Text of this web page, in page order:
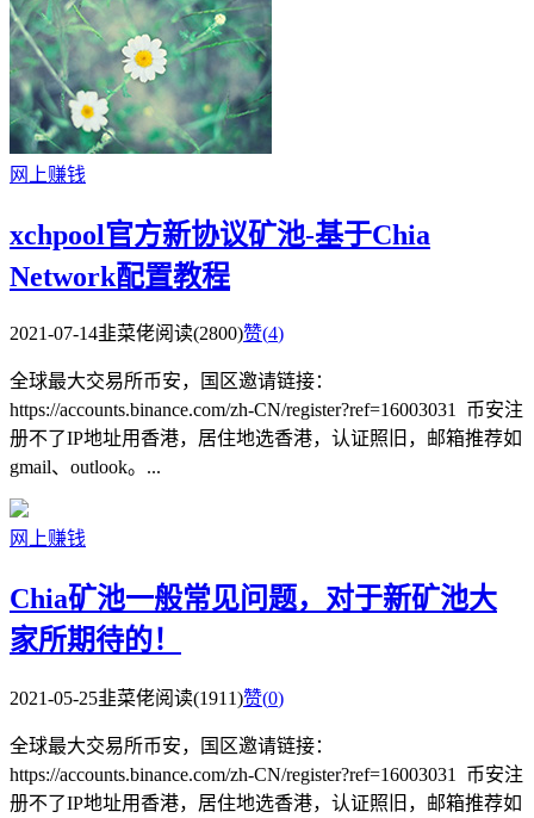
网上赚钱
xchpool官方新协议矿池-基于Chia
Network配置教程
2021-07-14韭菜佬阅读(2800)赞(4)
全球最大交易所币安，国区邀请链接：
https://accounts.binance.com/zh-CN/register?ref=16003031 币安注
册不了IP地址用香港，居住地选香港，认证照旧，邮箱推荐如
gmail、outlook。...
网上赚钱
Chia矿池一般常见问题，对于新矿池大
家所期待的！
2021-05-25韭菜佬阅读(1911)赞(0)
全球最大交易所币安，国区邀请链接：
https://accounts.binance.com/zh-CN/register?ref=16003031 币安注
册不了IP地址用香港，居住地选香港，认证照旧，邮箱推荐如